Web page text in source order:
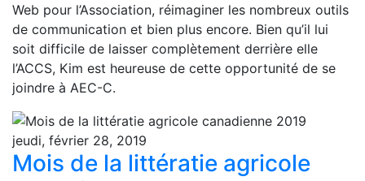
Web pour l’Association, réimaginer les nombreux outils
de communication et bien plus encore. Bien qu’il lui
soit difficile de laisser complètement derrière elle
l’ACCS, Kim est heureuse de cette opportunité de se
joindre à AEC-C.
jeudi, février 28, 2019
Mois de la littératie agricole